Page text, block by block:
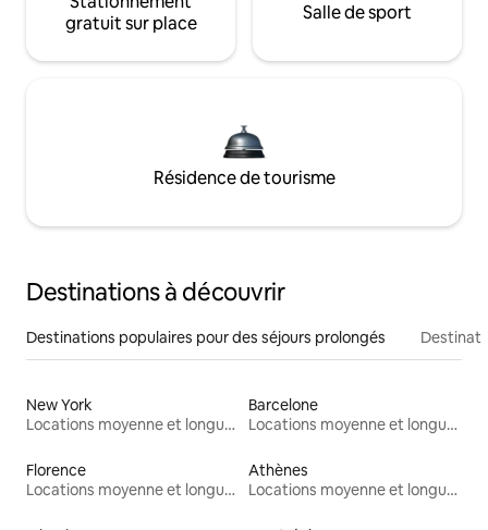
gratuit sur place
Salle de sport
Résidence de tourisme
Destinations à découvrir
Destinations populaires pour des séjours prolongés
New York
Locations moyenne et longue durée
Barcelone
Locations moyenne et longue durée
Florence
Locations moyenne et longue durée
Athènes
Locations moyenne et longue durée